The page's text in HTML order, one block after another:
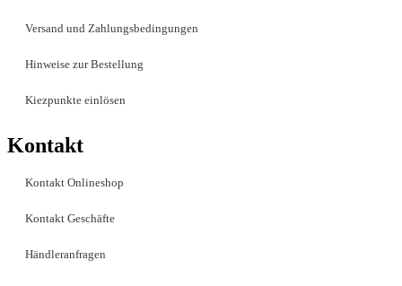
Versand und Zahlungsbedingungen
Hinweise zur Bestellung
Kiezpunkte einlösen
Kontakt​
Kontakt Onlineshop
Kontakt Geschäfte
Händleranfragen